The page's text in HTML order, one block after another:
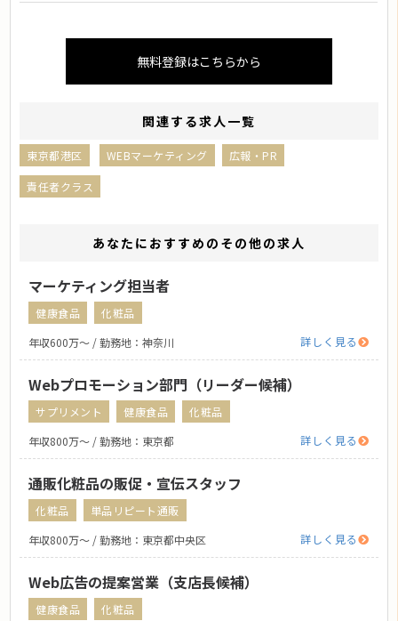
無料登録はこちらから
関連する求人一覧
東京都港区 WEBマーケティング 広報・PR
責任者クラス
あなたにおすすめのその他の求人
マーケティング担当者
健康食品
化粧品
年収600万〜 / 勤務地：神奈川
詳しく見る
Webプロモーション部門（リーダー候補）
サプリメント 健康食品
化粧品
年収800万〜 / 勤務地：東京都
詳しく見る
通販化粧品の販促・宣伝スタッフ
化粧品
単品リピート通販
年収800万〜 / 勤務地：東京都中央区
詳しく見る
Web広告の提案営業（支店長候補）
健康食品
化粧品